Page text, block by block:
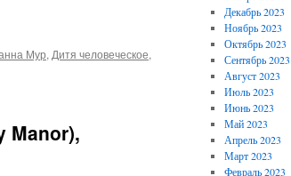
Мур, Дитя человеческое,
Manor),
Декабрь 2023
Ноябрь 2023
Октябрь 2023
Сентябрь 2023
Август 2023
Июль 2023
Июнь 2023
Май 2023
Апрель 2023
Март 2023
Февраль 2023